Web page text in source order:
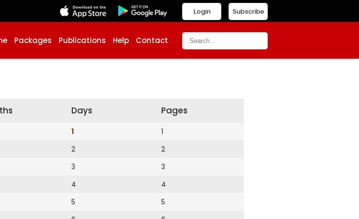
Subscribe
Login
Packages Publications Help Contact
Days
1
2
3
4
5
Pages
1
2
3
4
5